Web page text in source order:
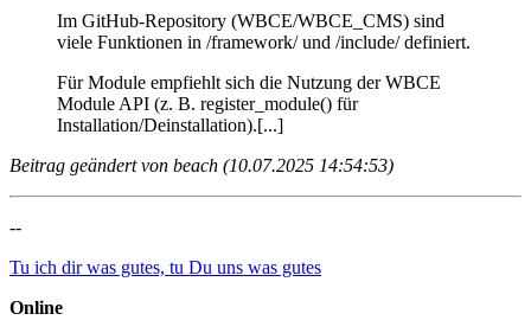
Im GitHub-Repository (WBCE/WBCE_CMS) sind
viele Funktionen in /framework/ und /include/ definiert.
Für Module empfiehlt sich die Nutzung der WBCE
Module API (z. B. register_module() für
Installation/Deinstallation).[...]
Beitrag geändert von beach (10.07.2025 14:54:53)
--
Tu ich dir was gutes, tu Du uns was gutes
Online